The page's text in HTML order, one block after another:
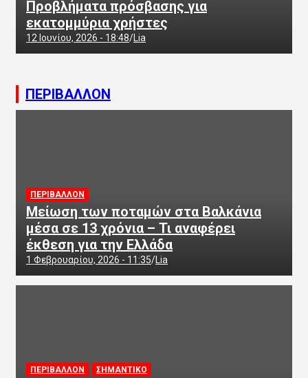
Προβλήματα πρόσβασης για
εκατομμύρια χρήστες
12 Ιουνίου, 2026 - 18:48 Lia
ΠΕΡΙΒΑΛΛΟΝ
ΠΕΡΙΒΑΛΛΟΝ
Μείωση των ποταμών στα Βαλκάνια
μέσα σε 13 χρόνια – Τι αναφέρει
έκθεση για την Ελλάδα
1 Φεβρουαρίου, 2026 - 11:35 Lia
ΠΕΡΙΒΑΛΛΟΝ ΣΗΜΑΝΤΙΚΟ